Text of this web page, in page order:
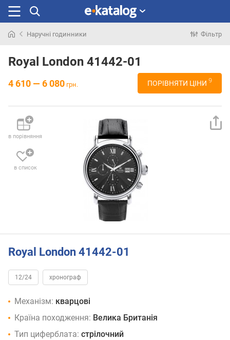
раніше
Наручні годинники Фільтр
Royal London 41442-01
4 610 — 6 080 грн. ПОРІВНЯТИ ЦІНИ 9
в порівняння
в список
Royal London 41442-01
12/24 хронограф
Механізм: кварцові
Країна походження: Велика Британія
Тип циферблата: стрілочний